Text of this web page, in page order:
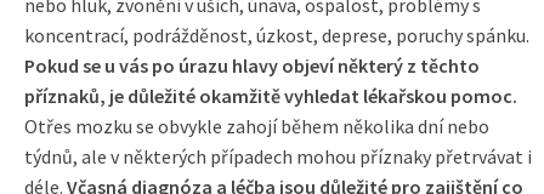
nebo hluk, zvonění v uších, únava, ospalost, problémy s
koncentrací, podrážděnost, úzkost, deprese, poruchy spánku.
Pokud se u vás po úrazu hlavy objeví některý z těchto
příznaků, je důležité okamžitě vyhledat lékařskou pomoc.
Otřes mozku se obvykle zahojí během několika dní nebo
týdnů, ale v některých případech mohou příznaky přetrvávat i
déle. Včasná diagnóza a léčba jsou důležité pro zajištění co